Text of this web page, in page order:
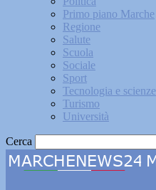
Primo piano Marche
Regione
Salute
Scuola
Sociale
Sport
Tecnologia e scienze
Turismo
Università
Cerca